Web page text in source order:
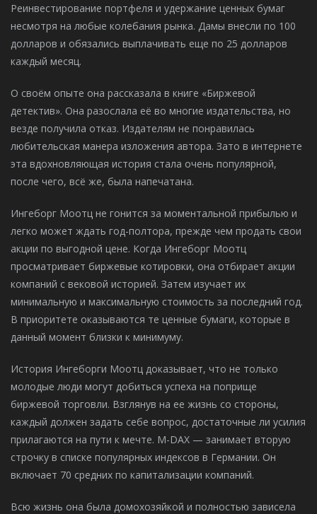
Реинвестирование портфеля и удержание ценных бумаг
несмотря на любые колебания рынка. Дамы внесли по 100
долларов и обязались выплачивать еще по 25 долларов
каждый месяц.
О своём опыте она рассказала в книге «Биржевой
детектив». Она разослала её во многие издательства, но
везде получила отказ. Издателям не понравилась
любительская манера изложения автора. Зато в интернете
эта вдохновляющая история стала очень популярной,
после чего, всё же, была напечатана.
Ингеборг Моотц не гонится за моментальной прибылью и
легко может ждать год-полтора, прежде чем продать свои
акции по выгодной цене. Когда Ингеборг Моотц
просматривает биржевые котировки, она отбирает акции
компаний с вековой историей. Затем изучает их
минимальную и максимальную стоимость за последний год.
В приоритете оказываются те ценные бумаги, которые в
данный момент близки к минимуму.
История Ингеборги Моотц доказывает, что не только
молодые люди могут добиться успеха на поприще
биржевой торговли. Взглянув на ее жизнь со стороны,
каждый должен задать себе вопрос, достаточные ли усилия
прилагаются на пути к мечте. M-DAX — занимает вторую
строчку в списке популярных индексов в Германии. Он
включает 70 средних по капитализации компаний.
Всю жизнь она была домохозяйкой и полностью зависела